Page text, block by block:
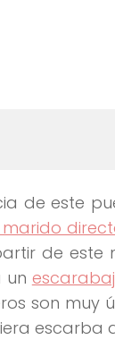
de este
de este
un
son muy
escarba